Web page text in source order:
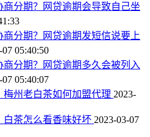
分期？网贷逾期会导致自己坐
分期？网贷逾期发短信说要上
07 05:40:50
分期？网贷逾期多久会被列入
07 05:40:07
州老白茶如何加盟代理 2023-
白茶怎么看香味好坏 2023-03-07